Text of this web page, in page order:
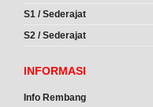
S1 / Sederajat
S2 / Sederajat
INFORMASI
Info Rembang